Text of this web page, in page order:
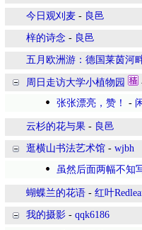
今日观刈麦 - 良邑
梓的诗念 - 良邑
五月欧洲游：德国莱茵河
周日走访大学小植物园
张张漂亮，赞！
-
云杉的花与果 - 良邑
逛横山书法艺术馆 - wjbh
虽然后面两幅不知
蝴蝶兰的花语 - 红叶
我的摄影 - qqk6186